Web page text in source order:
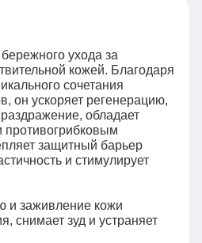
ухода за
кожей. Благодаря
сочетания
он ускоряет регенерацию,
обладает
противогрибковым
защитный барьер
и стимулирует
и заживление кожи
снимает зуд и устраняет